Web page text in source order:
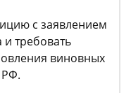
с заявлением
требовать
виновных
РФ.